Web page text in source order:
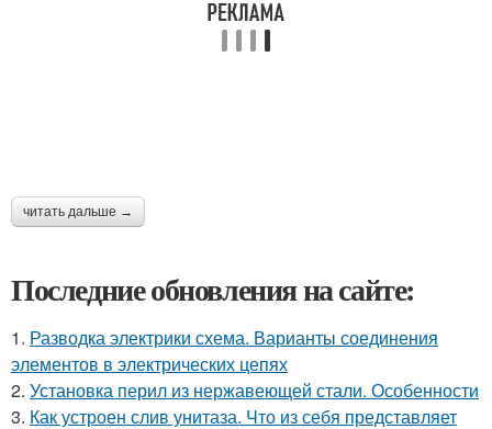
читать дальше →
Последние обновления на сайте:
1. Разводка электрики схема. Варианты соединения
элементов в электрических цепях
2. Установка перил из нержавеющей стали. Особенности
3. Как устроен слив унитаза. Что из себя представляет